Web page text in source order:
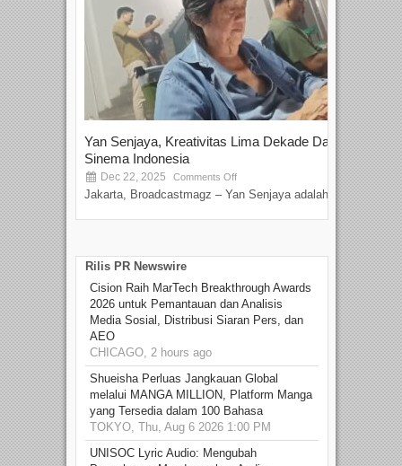
Yan Senjaya, Kreativitas Lima Dekade Dalam
Sinema Indonesia
Dec 22, 2025 Comments Off
Jakarta, Broadcastmagz – Yan Senjaya adalah...
Rilis PR Newswire
Cision Raih MarTech Breakthrough Awards
2026 untuk Pemantauan dan Analisis
Media Sosial, Distribusi Siaran Pers, dan
AEO
CHICAGO, 2 hours ago
Shueisha Perluas Jangkauan Global
melalui MANGA MILLION, Platform Manga
yang Tersedia dalam 100 Bahasa
TOKYO, Thu, Aug 6 2026 1:00 PM
UNISOC Lyric Audio: Mengubah